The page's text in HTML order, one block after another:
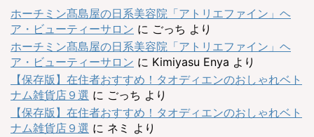
ホーチミン髙島屋の日系美容院「アトリエファイン」ヘ
ア・ビューティーサロン に ごっち より
ホーチミン髙島屋の日系美容院「アトリエファイン」ヘ
ア・ビューティーサロン に Kimiyasu Enya より
【保存版】在住者おすすめ！タオディエンのおしゃれベト
ナム雑貨店９選 に ごっち より
【保存版】在住者おすすめ！タオディエンのおしゃれベト
ナム雑貨店９選 に ネミ より